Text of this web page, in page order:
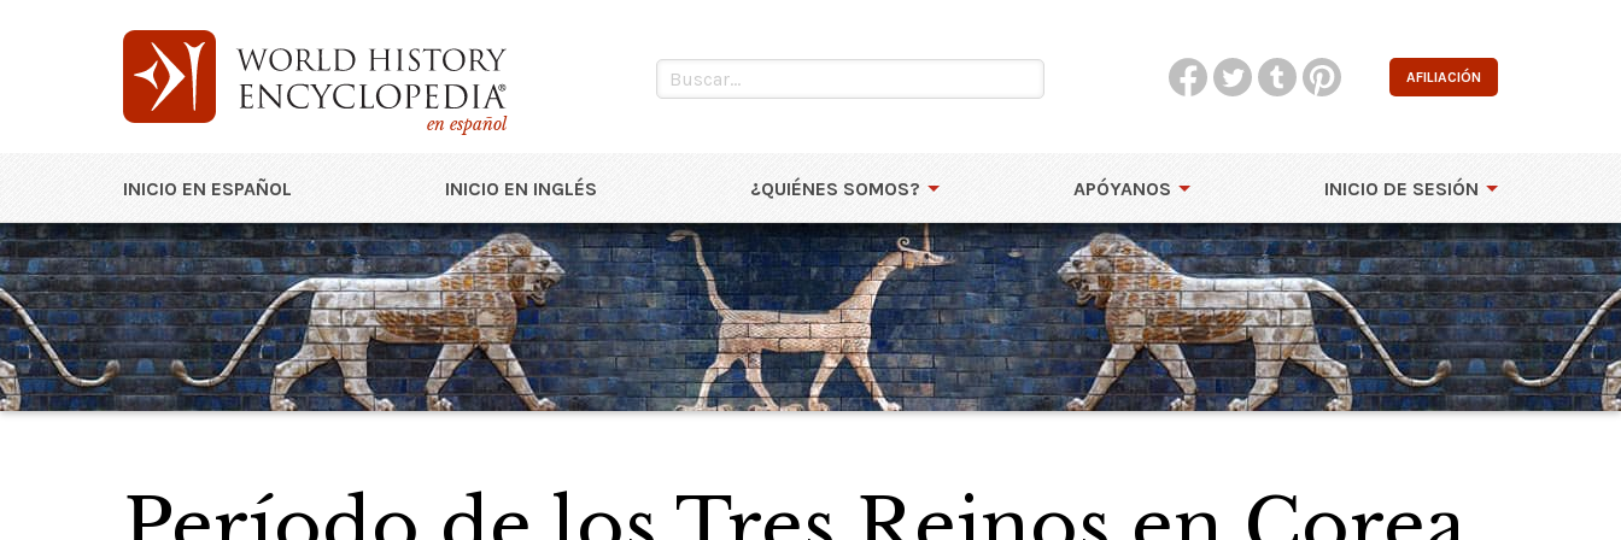
en español
AFILIACIÓN
INICIO EN ESPAÑOL INICIO EN INGLÉS ¿QUIÉNES SOMOS? APÓYANOS INICIO DE SESIÓN